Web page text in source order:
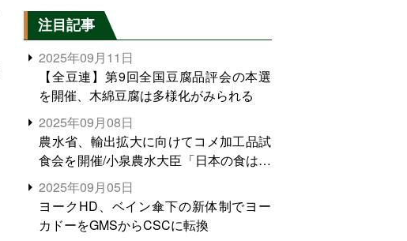
注目記事
2025年09月11日
【全豆連】第9回全国豆腐品評会の本選
を開催、木綿豆腐は多様化がみられる
2025年09月08日
農水省、輸出拡大に向けてコメ加工品試
食会を開催/小泉農水大臣「日本の食は世
界でトップをとれる。米増産に向けて、
米輸出需要の拡大を」
2025年09月05日
ヨークHD、ベイン傘下の新体制でヨー
カドーをGMSからCSCに転換